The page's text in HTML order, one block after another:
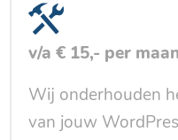
v/a € 15,- per
Wij onderhouden
van jouw